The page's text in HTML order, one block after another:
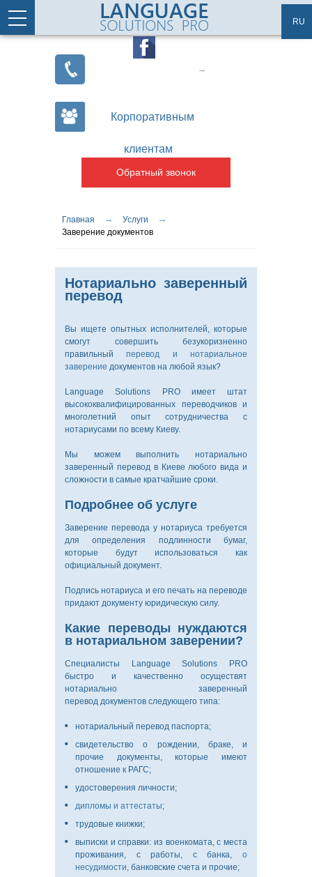
Перейти к основному содержанию
RU
Корпоративным
клиентам
Обратный звонок
Вы здесь
Главная → Услуги →
Заверение документов
Нотариально заверенный
перевод
Вы ищете опытных исполнителей, которые
смогут совершить безукоризненно
правильныйперевод и нотариальное
заверение документов на любой язык?
Language Solutions PRO имеет штат
высококвалифицированных переводчиков и
многолетний опыт сотрудничества с
нотариусами по всему Киеву.
Мы можем выполнить нотариально
заверенный перевод в Киеве любого вида и
сложности в самые кратчайшие сроки.
Подробнее об услуге
Заверение перевода у нотариуса требуется
для определения подлинности бумаг,
которые будут использоваться как
официальный документ.
Подпись нотариуса и его печать на переводе
придают документу юридическую силу.
Какие переводы нуждаются
в нотариальном заверении?
Специалисты Language Solutions PRO
быстро и качественно осуществят
нотариально заверенный
перевод документов следующего типа:
нотариальный перевод паспорта;
свидетельство о рождении, браке, и
прочие документы, которые имеют
отношение к РАГС;
удостоверения личности;
дипломы и аттестаты;
трудовые книжки;
выписки и справки: из военкомата, с места
проживания, с работы, с банка, о
несудимости, банковские счета и прочие;
Статьи Карта сайта